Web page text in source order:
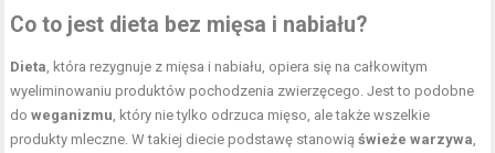
Co to jest dieta bez mięsa i nabiału?
Dieta , która rezygnuje z mięsa i nabiału, opiera się na całkowitym
wyeliminowaniu produktów pochodzenia zwierzęcego. Jest to podobne
doweganizmu , który nie tylko odrzuca mięso, ale także wszelkie
produkty mleczne. W takiej diecie podstawę stanowiąświeże warzywa